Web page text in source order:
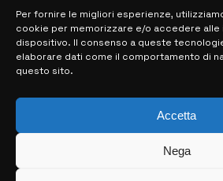
Per fornire le migliori esperienze,
cookie per memorizzare e/o accedere alle
dispositivo. Il consenso a queste
elaborare dati come il comportamento di
questo sito.
Accetta
Nega
MAPPA DEL SITO
> NOTIZIE